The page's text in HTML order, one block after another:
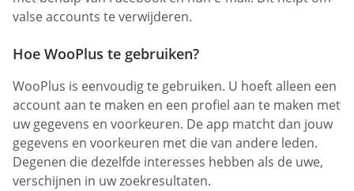
valse accounts te verwijderen.
Hoe WooPlus te gebruiken?
WooPlus is eenvoudig te gebruiken. U hoeft alleen een
account aan te maken en een profiel aan te maken met
uw gegevens en voorkeuren. De app matcht dan jouw
gegevens en voorkeuren met die van andere leden.
Degenen die dezelfde interesses hebben als de uwe,
verschijnen in uw zoekresultaten.